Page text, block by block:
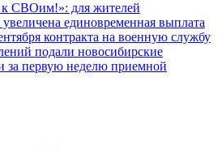
к СВОим!»: для жителей
единовременная выплата
контракта на военную службу
подали новосибирские
за первую неделю приемной